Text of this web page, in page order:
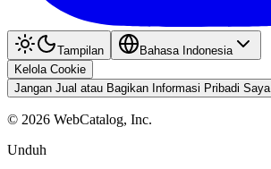
Tampilan
Bahasa Indonesia
Kelola Cookie
Jangan Jual atau Bagikan Informasi Pribadi Saya
© 2026 WebCatalog, Inc.
Unduh